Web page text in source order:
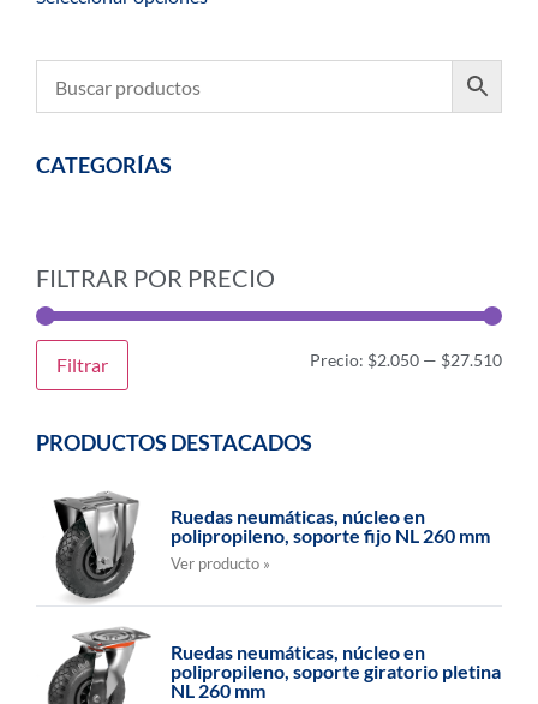
CATEGORÍAS
FILTRAR POR PRECIO
Filtrar Precio: $2.050 — $27.510
PRODUCTOS DESTACADOS
Ruedas neumáticas, núcleo en
polipropileno, soporte fijo NL 260 mm
Ver producto »
Ruedas neumáticas, núcleo en
polipropileno, soporte giratorio pletina
NL 260 mm